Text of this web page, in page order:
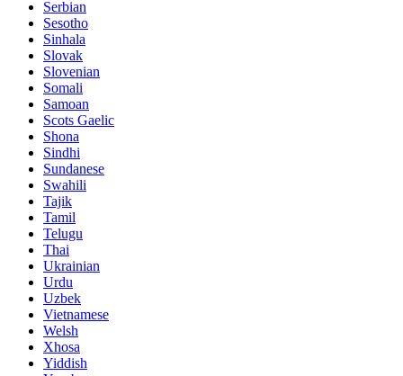
Serbian
Sesotho
Sinhala
Slovak
Slovenian
Somali
Samoan
Scots Gaelic
Shona
Sindhi
Sundanese
Swahili
Tajik
Tamil
Telugu
Thai
Ukrainian
Urdu
Uzbek
Vietnamese
Welsh
Xhosa
Yiddish